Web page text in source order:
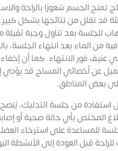
الجسم شعورًا بالراحة
قد تقلل من نتائجها بشكل
للجلسة بعد تناول وجبة ثقيلة
الماء بعد انتهاء الجلسة،
فور الانتهاء. كما أن إخفاء
عن أخصائي المساج قد يؤدي
بعض المناطق.
من جلسة التدليك، يُنصح
المختص بأي حالة صحية أو
للمساعدة على استرخاء
قبل العودة إلى الأنشطة